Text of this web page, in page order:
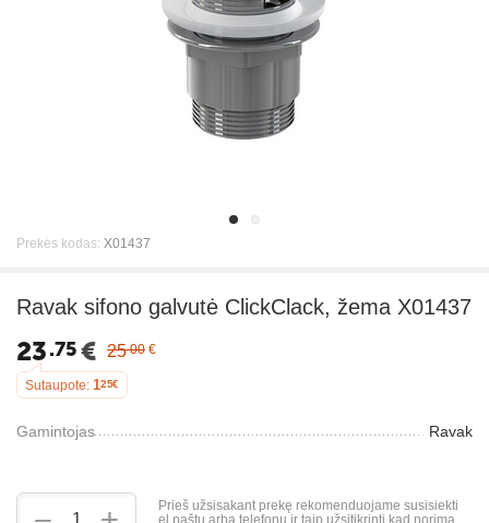
Prekės kodas: X01437
Ravak sifono galvutė ClickClack, žema X01437
25 00 €
23 75€
Sutaupote: 125€
Gamintojas Ravak
Prieš užsisakant prekę rekomenduojame susisiekti
el.paštu arba telefonu ir taip užsitikrinti,kad norimą